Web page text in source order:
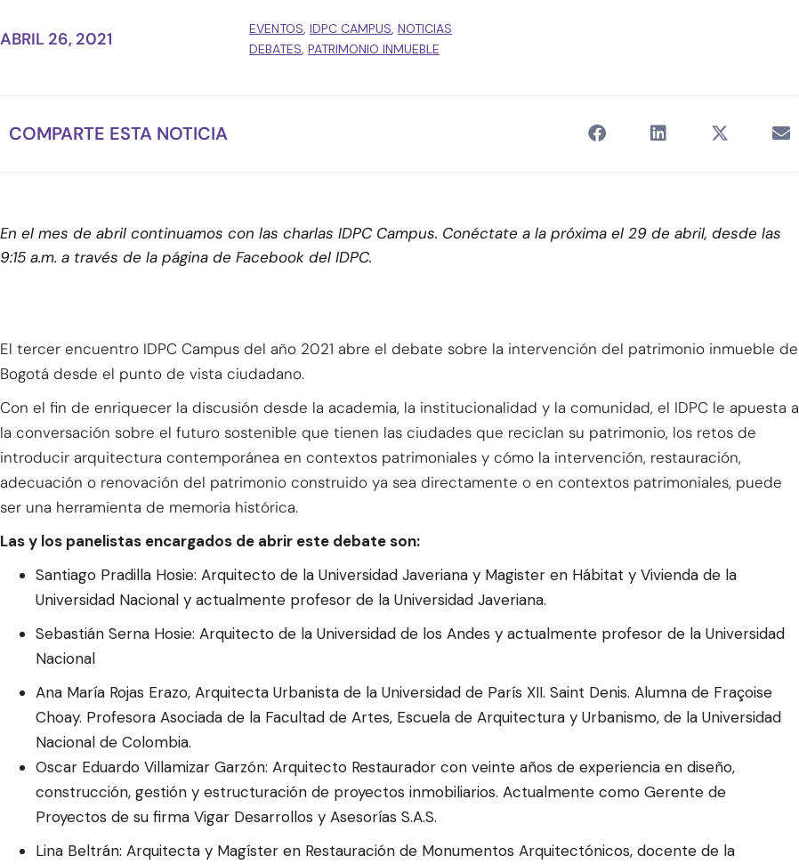
ABRIL 26, 2021 EVENTOS, IDPC CAMPUS, NOTICIAS
DEBATES, PATRIMONIO INMUEBLE
COMPARTE ESTA NOTICIA
En el mes de abril continuamos con las charlas IDPC Campus. Conéctate a la próxima el 29 de abril, desde las
9:15 a.m. a través de la página de Facebook del IDPC.
El tercer encuentro IDPC Campus del año 2021 abre el debate sobre la intervención del patrimonio inmueble de
Bogotá desde el punto de vista ciudadano.
Con el fin de enriquecer la discusión desde la academia, la institucionalidad y la comunidad, el IDPC le apuesta a
la conversación sobre el futuro sostenible que tienen las ciudades que reciclan su patrimonio, los retos de
introducir arquitectura contemporánea en contextos patrimoniales y cómo la intervención, restauración,
adecuación o renovación del patrimonio construido ya sea directamente o en contextos patrimoniales, puede
ser una herramienta de memoria histórica.
Las y los panelistas encargados de abrir este debate son:
Santiago Pradilla Hosie: Arquitecto de la Universidad Javeriana y Magister en Hábitat y Vivienda de la
Universidad Nacional y actualmente profesor de la Universidad Javeriana.
Sebastián Serna Hosie: Arquitecto de la Universidad de los Andes y actualmente profesor de la Universidad
Nacional
Ana María Rojas Erazo, Arquitecta Urbanista de la Universidad de París XII. Saint Denis. Alumna de Fraçoise
Choay. Profesora Asociada de la Facultad de Artes, Escuela de Arquitectura y Urbanismo, de la Universidad
Nacional de Colombia.
Oscar Eduardo Villamizar Garzón: Arquitecto Restaurador con veinte años de experiencia en diseño,
construcción, gestión y estructuración de proyectos inmobiliarios. Actualmente como Gerente de
Proyectos de su firma Vigar Desarrollos y Asesorías S.A.S.
Lina Beltrán: Arquitecta y Magíster en Restauración de Monumentos Arquitectónicos, docente de la